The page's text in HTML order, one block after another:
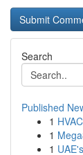
Search
Published
1
1
1